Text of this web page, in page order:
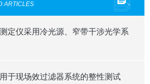
ARTICLES
定仪采用冷光源、窄带干涉光学系
于现场效过滤器系统的整性测试